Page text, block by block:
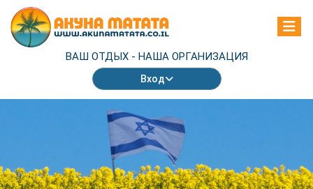
ВАШ ОТДЫХ - НАША ОРГАНИЗАЦИЯ
Вход